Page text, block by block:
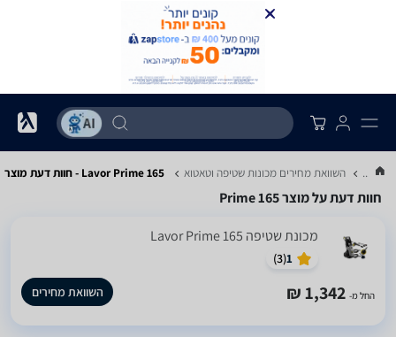
... השוואת מחירים מכונות שטיפה וטאטוא Lavor Prime 165 - חוות דעת מוצר
חוות דעת על מוצר Prime 165
‏מכונת שטיפה Lavor Prime 165
1
(
3
)
החל מ- 1,342 ₪ השוואת מחירים